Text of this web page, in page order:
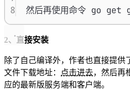
8
然后再使用命令 go
2、直接安装
除了自己编译外，作者也直接提供
文件下载地址：
点击进去，然后再
应的最新版服务端和客户端。